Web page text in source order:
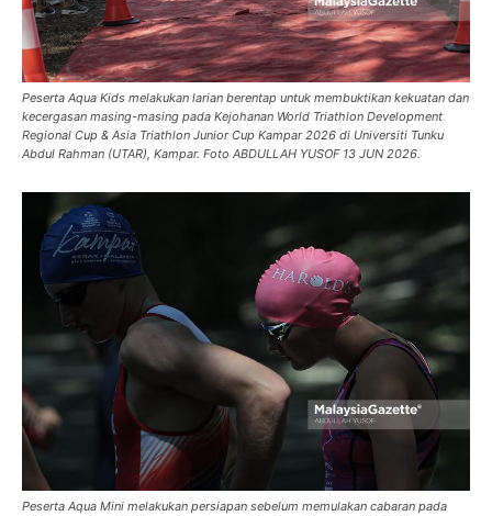
Peserta Aqua Kids melakukan larian berentap untuk membuktikan kekuatan dan
kecergasan masing-masing pada Kejohanan World Triathlon Development
Regional Cup & Asia Triathlon Junior Cup Kampar 2026 di Universiti Tunku
Abdul Rahman (UTAR), Kampar. Foto ABDULLAH YUSOF 13 JUN 2026.
Peserta Aqua Mini melakukan persiapan sebelum memulakan cabaran pada